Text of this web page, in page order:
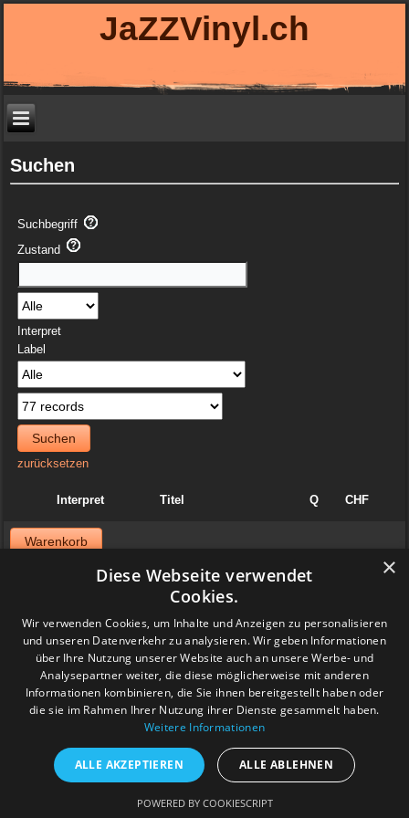
JaZZVinyl.ch
Suchen
Suchbegriff
Zustand
Interpret
Label
Suchen
zurücksetzen
Interpret Titel Q CHF
Warenkorb
Jazzvinyl.ch ist am Sonntag 06. April ab 10 Uhr an der
Schallplattenbörse im Volkshaus in Zürich
Wir haben auch einiges aus der Sammlung von Patrick! Ich bringe
viel Dolphy, Art Farmer usw.
Feedback
www.grashalm-it.ch |(www.pinkytoes.com)
×
Diese Webseite verwendet
Cookies.
Wir verwenden Cookies, um Inhalte und Anzeigen zu personalisieren
und unseren Datenverkehr zu analysieren. Wir geben Informationen
über Ihre Nutzung unserer Website auch an unsere Werbe- und
Analysepartner weiter, die diese möglicherweise mit anderen
Informationen kombinieren, die Sie ihnen bereitgestellt haben oder
die sie im Rahmen Ihrer Nutzung ihrer Dienste gesammelt haben.
Weitere Informationen
ALLE AKZEPTIEREN ALLE ABLEHNEN
POWERED BY COOKIESCRIPT